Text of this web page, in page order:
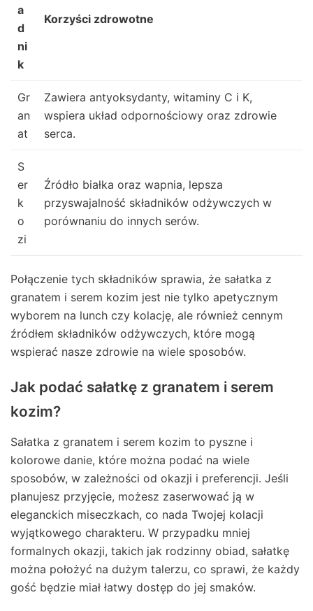
a
d
ni
k
Korzyści zdrowotne
Gr
an
at
Zawiera antyoksydanty, witaminy C i K,
wspiera układ odpornościowy oraz zdrowie
serca.
S
er
k
o
zi
Źródło białka oraz wapnia, lepsza
przyswajalność składników odżywczych w
porównaniu do innych serów.
Połączenie tych składników sprawia, że sałatka z
granatem i serem kozim jest nie tylko apetycznym
wyborem na lunch czy kolację, ale również cennym
źródłem składników odżywczych, które mogą
wspierać nasze zdrowie na wiele sposobów.
Jak podać sałatkę z granatem i serem
kozim?
Sałatka z granatem i serem kozim to pyszne i
kolorowe danie, które można podać na wiele
sposobów, w zależności od okazji i preferencji. Jeśli
planujesz przyjęcie, możesz zaserwować ją w
eleganckich miseczkach, co nada Twojej kolacji
wyjątkowego charakteru. W przypadku mniej
formalnych okazji, takich jak rodzinny obiad, sałatkę
można położyć na dużym talerzu, co sprawi, że każdy
gość będzie miał łatwy dostęp do jej smaków.